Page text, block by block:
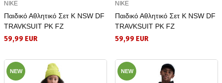
NIKE
Παιδικό Αθλητικό Σετ K NSW DF
TRAVKSUIT PK FZ
59,99 EUR
NIKE
Παιδικό Αθλητικό Σετ K NSW DF
TRAVKSUIT PK FZ
59,99 EUR
NEW NEW